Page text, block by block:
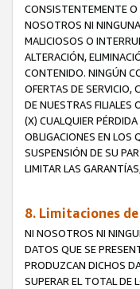
CONSISTENTEMENTE O
NOSOTROS NI
MALICIOSOS O
ALTERACIÓN,
CONTENIDO. NINGÚN
OFERTAS DE SERVICIO,
DE NUESTRAS FILIALES
(X) CUALQUIER
OBLIGACIONES EN LOS
SUSPENSIÓN DE SU
LIMITAR LAS
8. Limitaciones
NI NOSOTROS NI
DATOS QUE SE
PRODUZCAN DICHOS
SUPERAR EL TOTAL DE